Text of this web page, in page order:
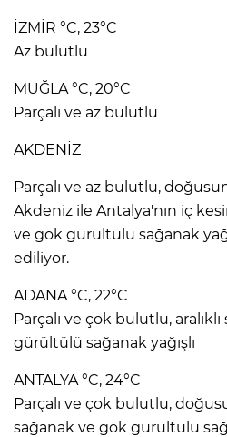
İZMİR °C, 23°C
Az bulutlu
MUĞLA °C, 20°C
Parçalı ve az bulutlu
AKDENİZ
Parçalı ve az bulutlu,
Akdeniz ile Antalya'nın iç
ve gök gürültülü sağanak
ediliyor.
ADANA °C, 22°C
Parçalı ve çok bulutlu,
gürültülü sağanak yağışlı
ANTALYA °C, 24°C
Parçalı ve çok bulutlu,
sağanak ve gök gürültülü